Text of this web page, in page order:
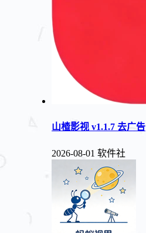
山楂影视 v1.1.7 去广告
2026-08-01 软件社